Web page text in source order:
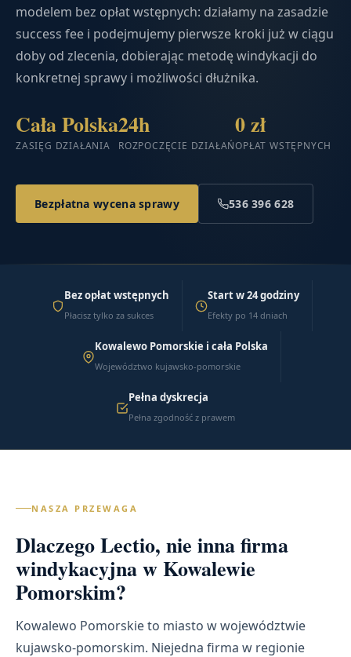
modelem bez opłat wstępnych: działamy na zasadzie
success fee i podejmujemy pierwsze kroki już w ciągu
doby od zlecenia, dobierając metodę windykacji do
konkretnej sprawy i możliwości dłużnika.
Cała Polska
ZASIĘG DZIAŁANIA
24h
ROZPOCZĘCIE DZIAŁAŃ
0 zł
OPŁAT WSTĘPNYCH
Bezpłatna wycena sprawy 536 396 628
Bez opłat wstępnych
Płacisz tylko za sukces
Start w 24 godziny
Efekty po 14 dniach
Kowalewo Pomorskie i cała Polska
Województwo kujawsko-pomorskie
Pełna dyskrecja
Pełna zgodność z prawem
NASZA PRZEWAGA
Dlaczego Lectio, nie inna firma
windykacyjna w Kowalewie
Pomorskim?
Kowalewo Pomorskie to miasto w województwie
kujawsko-pomorskim. Niejedna firma w regionie